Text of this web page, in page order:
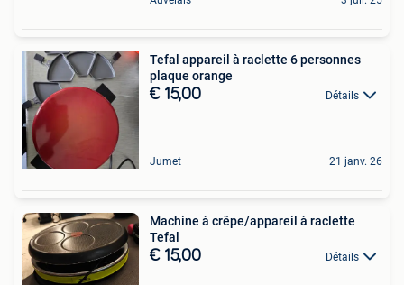
Tefal appareil à raclette 6 personnes
plaque orange
€ 15,00 Détails
Jumet 21 janv. 26
Machine à crêpe/appareil à raclette
Tefal
€ 15,00 Détails